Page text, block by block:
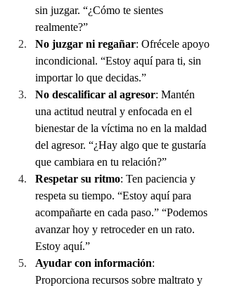
sin juzgar. “¿Cómo te sientes
realmente?”
No juzgar ni regañar: Ofrécele apoyo
incondicional. “Estoy aquí para ti, sin
importar lo que decidas.”
No descalificar al agresor: Mantén
una actitud neutral y enfocada en el
bienestar de la víctima no en la maldad
del agresor. “¿Hay algo que te gustaría
que cambiara en tu relación?”
Respetar su ritmo: Ten paciencia y
respeta su tiempo. “Estoy aquí para
acompañarte en cada paso.” “Podemos
avanzar hoy y retroceder en un rato.
Estoy aquí.”
Ayudar con información:
Proporciona recursos sobre maltrato y